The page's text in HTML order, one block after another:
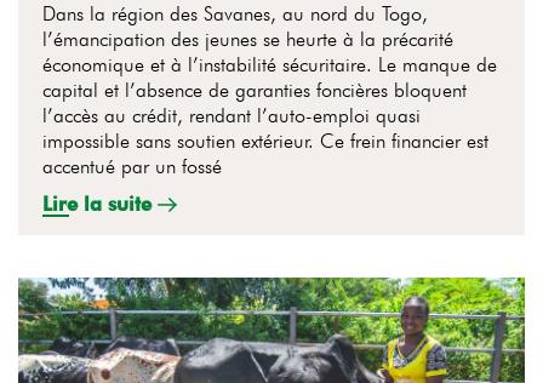
Dans la région des Savanes, au nord du Togo,
l’émancipation des jeunes se heurte à la précarité
économique et à l’instabilité sécuritaire. Le manque de
capital et l’absence de garanties foncières bloquent
l’accès au crédit, rendant l’auto-emploi quasi
impossible sans soutien extérieur. Ce frein financier est
accentué par un fossé
Lire la suite